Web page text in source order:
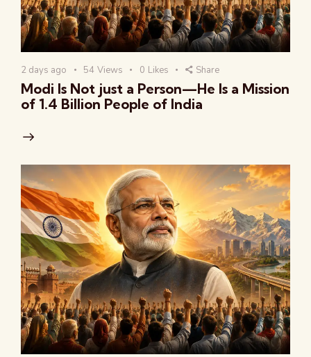
2 days ago 54 Views 0 Likes Share
Modi Is Not just a Person—He Is a Mission
of 1.4 Billion People of India